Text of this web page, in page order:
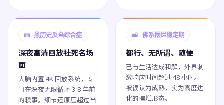
📼 黑历史反刍综合症
深夜高清回放社死名场
面
大脑内置 4K 回放系统，专
门在深夜无限循环 3-8 年前
的糗事。细节还原度超过当
🛋️ 佛系摆烂稳定期
都行、无所谓、随便
已与生活达成和解，外界刺
激响应时间超过 48 小时。
被误认为成熟，实为高度进
化的摆烂形态。